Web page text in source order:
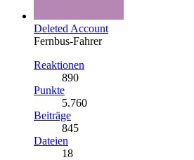
Deleted Account
Fernbus-Fahrer
Reaktionen
890
Punkte
5.760
Beiträge
845
Dateien
18